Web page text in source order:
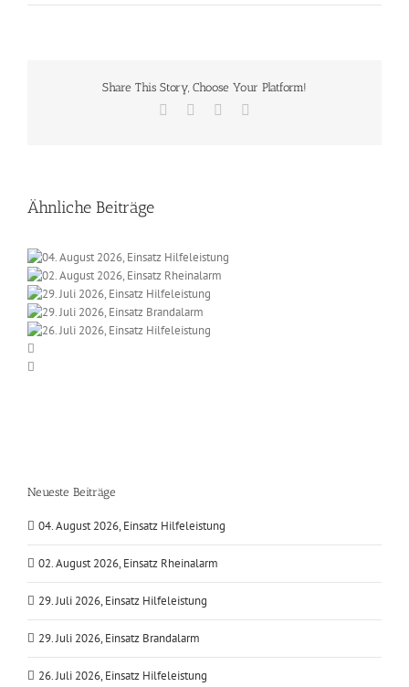
Share This Story, Choose Your Platform!
Facebook
Ähnliche Beiträge
Neueste Beiträge
04. August 2026, Einsatz Hilfeleistung
02. August 2026, Einsatz Rheinalarm
29. Juli 2026, Einsatz Hilfeleistung
29. Juli 2026, Einsatz Brandalarm
26. Juli 2026, Einsatz Hilfeleistung